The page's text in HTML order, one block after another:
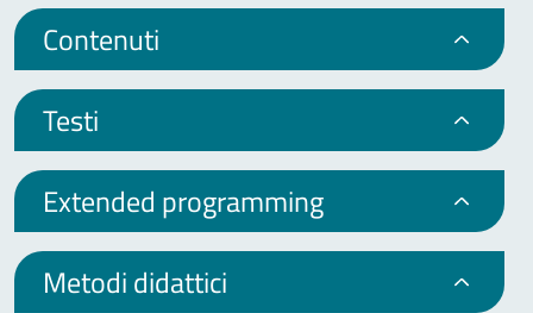
Contenuti
Testi
Extended programming
Metodi didattici